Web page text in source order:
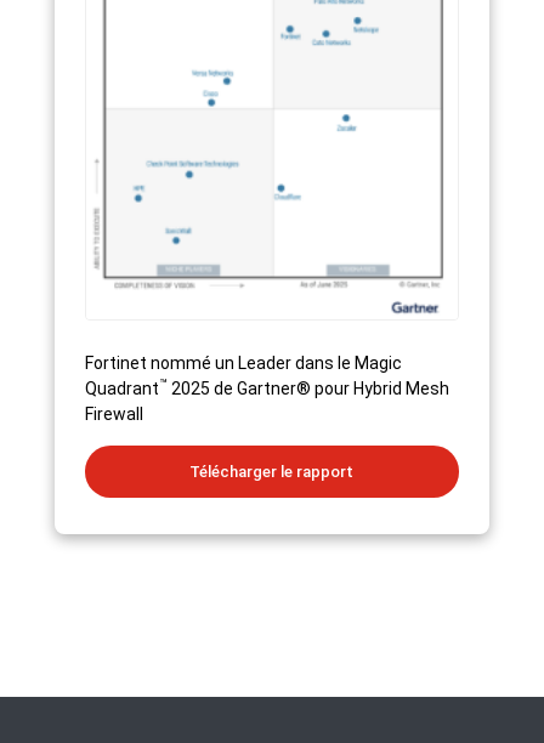
Fortinet nommé un Leader dans le Magic
Quadrant™ 2025 de Gartner® pour Hybrid Mesh
Firewall
Télécharger le rapport